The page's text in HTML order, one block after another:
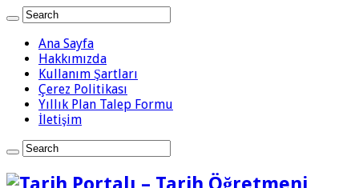
Ana Sayfa
Hakkımızda
Kullanım Şartları
Çerez Politikası
Yıllık Plan Talep Formu
İletişim